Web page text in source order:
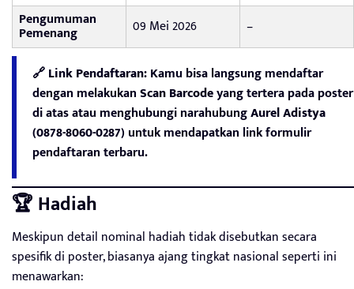
Pengumuman
Pemenang 09 Mei 2026 –
🔗 Link Pendaftaran:Kamu bisa langsung mendaftar
dengan melakukanScan Barcodeyang tertera pada poster
di atas atau menghubungi narahubungAurel Adistya
(0878-8060-0287) untuk mendapatkan link formulir
pendaftaran terbaru.
🏆 Hadiah
Meskipun detail nominal hadiah tidak disebutkan secara
spesifik di poster, biasanya ajang tingkat nasional seperti ini
menawarkan: